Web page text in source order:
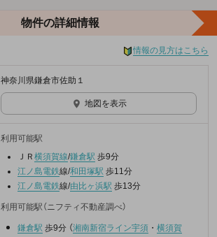
物件の詳細情報
情報の見方はこちら
神奈川県鎌倉市佐助１
地図を表示
利用可能駅
ＪＲ 横須賀線/鎌倉駅 歩9分
江ノ島電鉄線/和田塚駅 歩11分
江ノ島電鉄線/由比ヶ浜駅 歩13分
利用可能駅（ニフティ不動産調べ）
鎌倉駅 歩9分 （湘南新宿ライン宇須 ・ 横須賀